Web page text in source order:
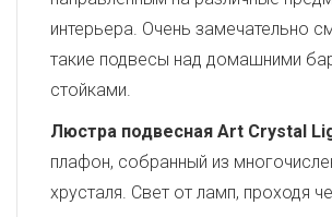
интерьера. Очень замечательно
такие подвесы над домашними
стойками.
Люстра подвесная Art Crystal
плафон, собранный из
хрусталя. Свет от ламп, проходя